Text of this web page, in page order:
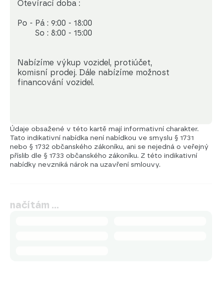
Otevírací doba :
Po - Pá : 9:00 - 18:00
Nabízíme výkup vozidel, protiúčet,
komisní prodej. Dále nabízíme možnost
financování vozidel.
Údaje obsažené v této kartě mají informativní charakter.
Tato indikativní nabídka není nabídkou ve smyslu § 1731
nebo § 1732 občanského zákoníku, ani se nejedná o veřejný
příslib dle § 1733 občanského zákoníku. Z této indikativní
nabídky nevzniká nárok na uzavření smlouvy.
načítám …